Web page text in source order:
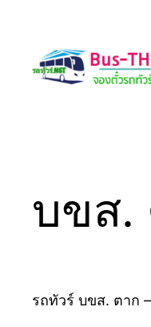
content
บขส.
รถทัวร์ บขส. ตาก